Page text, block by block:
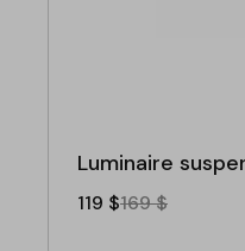
Luminaire
119 $169 $